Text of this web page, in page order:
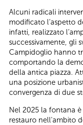
Alcuni radicali
modificato l’aspetto
infatti, realizzato
successivamente, gli
Campidoglio hanno
comportando la
della antica piazza.
una posizione
convergenza di due
Nel 2025 la fontana
restauro nell'ambito